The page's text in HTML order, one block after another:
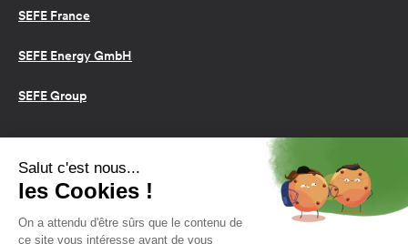
SEFE France
SEFE Energy GmbH
SEFE Group